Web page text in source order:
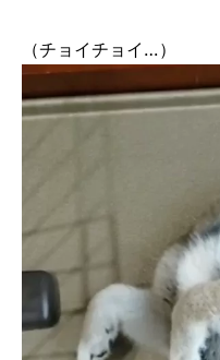
（チョイチョイ…）